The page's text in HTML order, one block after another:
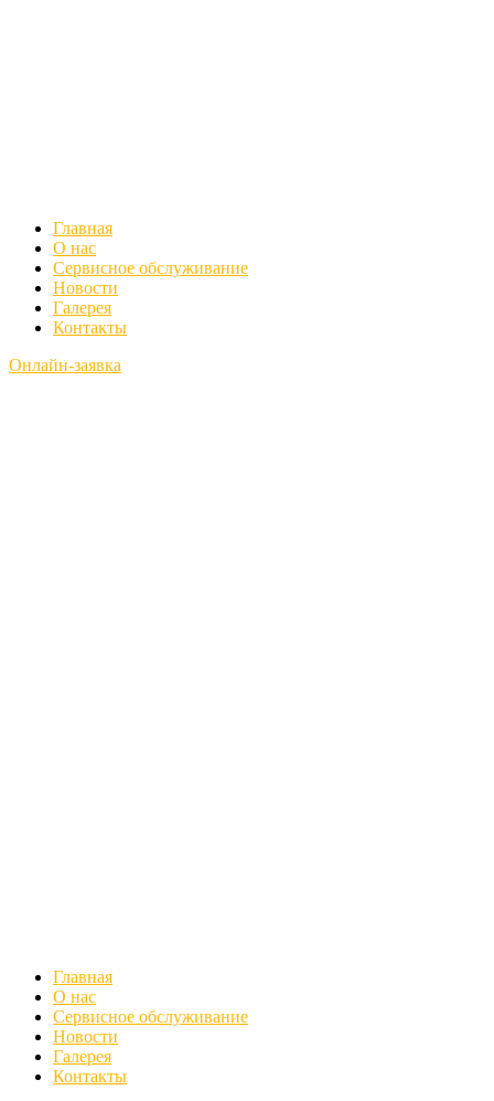
Главная
О нас
Сервисное обслуживание
Новости
Галерея
Контакты
Онлайн-заявка
Главная
О нас
Сервисное обслуживание
Новости
Галерея
Контакты